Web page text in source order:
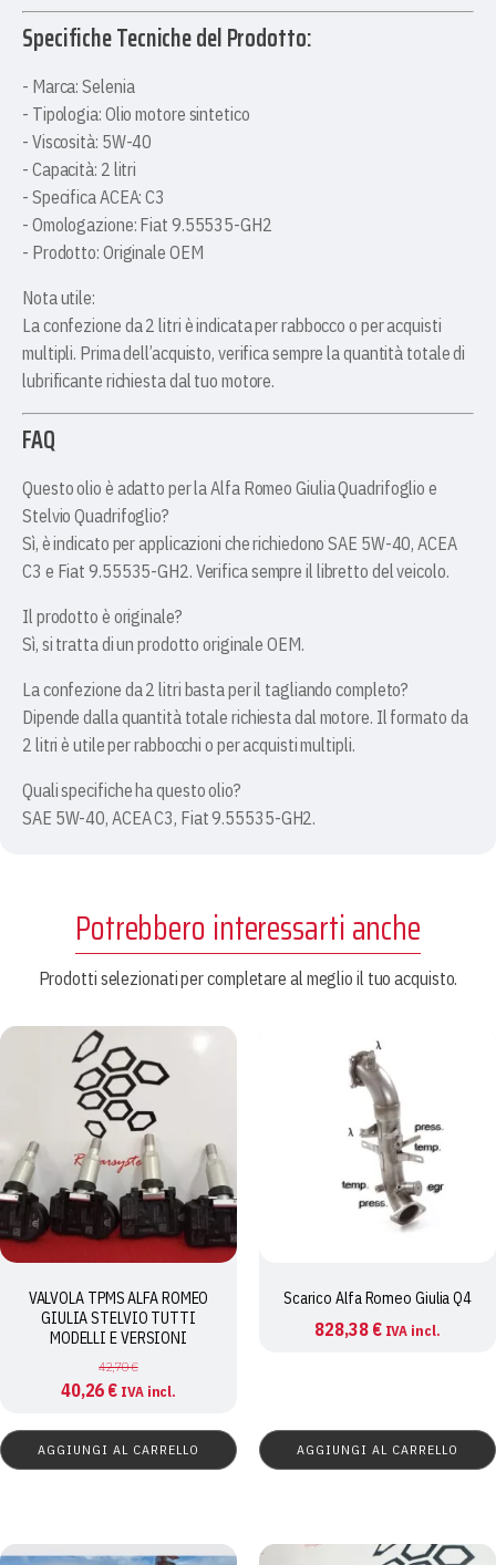
Specifiche Tecniche del Prodotto:
- Marca: Selenia
- Tipologia: Olio motore sintetico
- Viscosità: 5W-40
- Capacità: 2 litri
- Specifica ACEA: C3
- Omologazione: Fiat 9.55535-GH2
- Prodotto: Originale OEM
Nota utile:
La confezione da 2 litri è indicata per rabbocco o per acquisti
multipli. Prima dell’acquisto, verifica sempre la quantità totale di
lubrificante richiesta dal tuo motore.
FAQ
Questo olio è adatto per la Alfa Romeo Giulia Quadrifoglio e
Stelvio Quadrifoglio?
Sì, è indicato per applicazioni che richiedono SAE 5W-40, ACEA
C3 e Fiat 9.55535-GH2. Verifica sempre il libretto del veicolo.
Il prodotto è originale?
Sì, si tratta di un prodotto originale OEM.
La confezione da 2 litri basta per il tagliando completo?
Dipende dalla quantità totale richiesta dal motore. Il formato da
2 litri è utile per rabbocchi o per acquisti multipli.
Quali specifiche ha questo olio?
SAE 5W-40, ACEA C3, Fiat 9.55535-GH2.
Potrebbero interessarti anche
Prodotti selezionati per completare al meglio il tuo acquisto.
VALVOLA TPMS ALFA ROMEO
GIULIA STELVIO TUTTI
MODELLI E VERSIONI
42,70€
Il
originale
era:
40,26 €Il
attuale
è:
IVA incl.
AGGIUNGI AL CARRELLO
Scarico Alfa Romeo Giulia Q4
828,38 € IVA incl.
AGGIUNGI AL CARRELLO